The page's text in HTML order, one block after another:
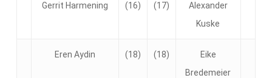
Gerrit Harmening (16) (17)
Alexander
Kuske
Eren Aydin (18) (18)
Eike
Bredemeier